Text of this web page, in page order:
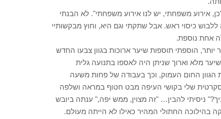
אירוע משפחתי, יש לנו אירוע משפחתי". לא הבנתי
כיסוי ראש. אבל שתקתי וגם היא, וחוץ מבקשותיי
אחת נוספת.
הוספתי תוספות שיער ארוכות בגוון צבעו החדש
מלא וארוך שניתן היה לאספו בתנועה גלית
הגוון החום העמוק, וכך בעבודה של פחות משעה
שלי בקושי העיפה מבט חטוף במראה ושלפה
ניסיתי להבין… "זה מצוין, ממש יפה," ענתה ביובש
בהילוכה החתולי המהיר כאילו לא הייתה מעולם.